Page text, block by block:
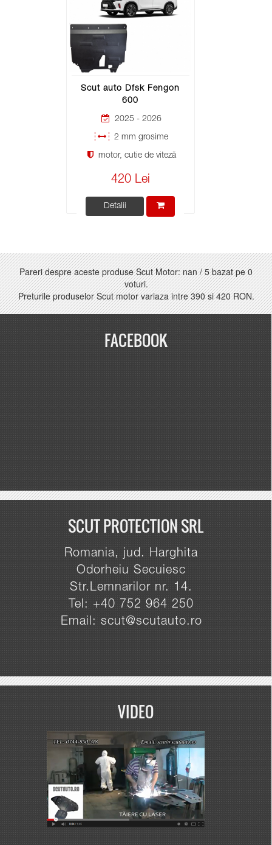
Scut auto Dfsk Fengon
600
2025 - 2026
2 mm grosime
motor, cutie de viteză
420 Lei
Detalii
Pareri despre aceste produse Scut Motor: nan/5bazat pe0
voturi.
Preturile produselor Scut motor variaza intre390si420 RON.
FACEBOOK
SCUT PROTECTION SRL
Romania, jud. Harghita
Odorheiu Secuiesc
Str.Lemnarilor nr. 14.
Tel: +40 752 964 250
Email: scut@scutauto.ro
VIDEO